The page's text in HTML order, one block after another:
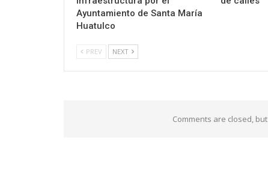
Ayuntamiento de Santa María
Huatulco
PREV NEXT
Comments are closed, but